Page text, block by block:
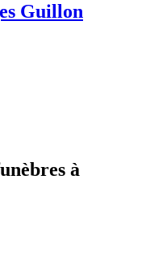
Guillon
à